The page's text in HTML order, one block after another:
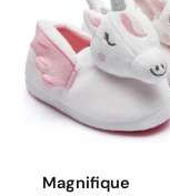
Magnifique